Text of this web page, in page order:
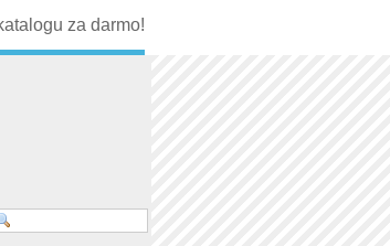
za darmo!